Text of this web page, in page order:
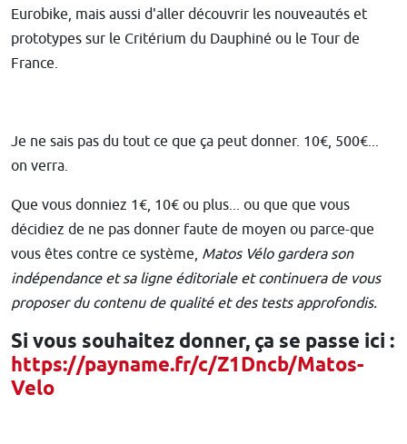
Eurobike, mais aussi d'aller découvrir les nouveautés et
prototypes sur le Critérium du Dauphiné ou le Tour de
France.
Je ne sais pas du tout ce que ça peut donner. 10€, 500€...
on verra.
Que vous donniez 1€, 10€ ou plus... ou que que vous
décidiez de ne pas donner faute de moyen ou parce-que
vous êtes contre ce système, Matos Vélo gardera son
indépendance et sa ligne éditoriale et continuera de vous
proposer du contenu de qualité et des tests approfondis.
Si vous souhaitez donner, ça se passe ici :
https://payname.fr/c/Z1Dncb/Matos-
Velo